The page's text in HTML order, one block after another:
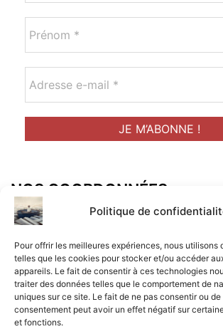
Politique de
Pour offrir les meilleures expériences, nous utilisons
telles que les cookies pour stocker et/ou accéder
appareils. Le fait de consentir à ces technologies
traiter des données telles que le comportement de
uniques sur ce site. Le fait de ne pas consentir ou de
consentement peut avoir un effet négatif sur
et fonctions.
NOS COORDONNÉES
Adresse postal :
ALCF
34 Rue René Brunen
33950 LEGE CAP-FERRET
Mail :